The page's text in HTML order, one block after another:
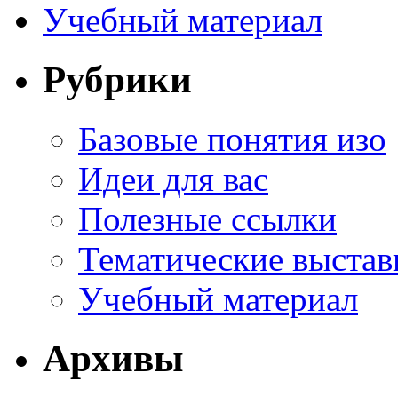
Учебный материал
Рубрики
Базовые понятия изо
Идеи для вас
Полезные ссылки
Тематические
Учебный материал
Архивы